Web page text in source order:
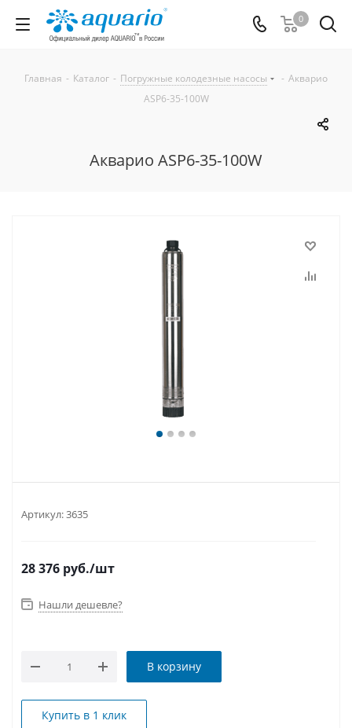
0
Главная - Каталог - Погружные колодезные насосы - Акварио
ASP6-35-100W
Акварио ASP6-35-100W
Артикул:3635
28 376 руб./шт
Нашли дешевле?
В корзину
Купить в 1 клик